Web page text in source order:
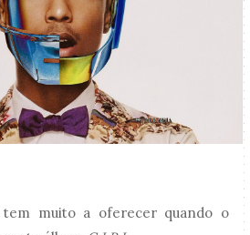
tem muito a oferecer quando o